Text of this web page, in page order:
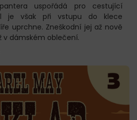
uspořádá pro cestující
je však při vstupu do klece
uprchne. Zneškodní jej až nově
v dámském oblečení.